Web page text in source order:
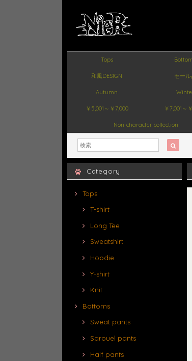
Tops
和風DESIGN セール
Autumn
￥5,001～￥7,000 ￥7,001～
Non-character collection
Category
Tops
T-shirt
Long Tee
Sweatshirt
Hoodie
Y-shirt
Knit
Bottoms
Sweat pants
Sarouel pants
Half pants